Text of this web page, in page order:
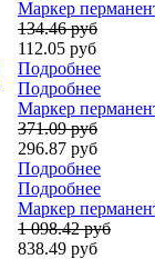
Маркер
134.46 руб
112.05 руб
Подробнее
Подробнее
Маркер
371.09 руб
296.87 руб
Подробнее
Подробнее
Маркер
1 098.42 руб
838.49 руб